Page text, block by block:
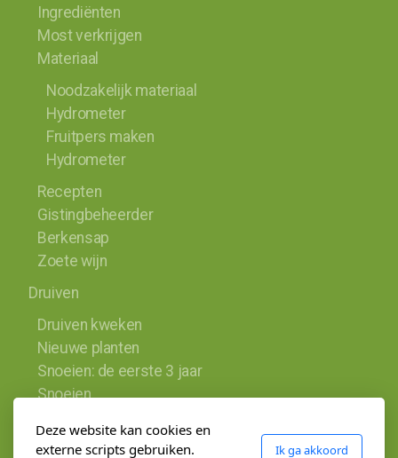
Ingrediënten
Most verkrijgen
Materiaal
Noodzakelijk materiaal
Hydrometer
Fruitpers maken
Hydrometer
Recepten
Gistingbeheerder
Berkensap
Zoete wijn
Druiven
Druiven kweken
Nieuwe planten
Snoeien: de eerste 3 jaar
Snoeien
Wonderdrank
Contact
Deze website kan cookies en
externe scripts gebruiken.
Ik ga akkoord